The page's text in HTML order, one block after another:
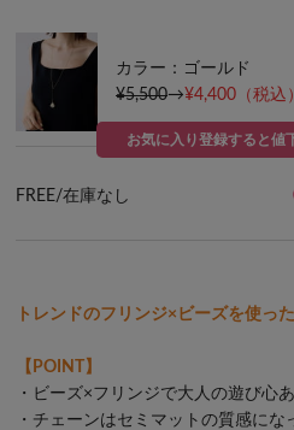
カラー：ゴールド
¥5,500→¥4,400 （税
FREE/在庫なし
お気に入り登録すると値
トレンドのフリンジ×ビーズを使っ
【POINT】
・ビーズ×フリンジで大人の遊び心
・チェーンはセミマットの質感に